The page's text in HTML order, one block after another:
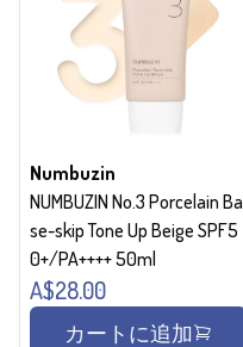
Numbuzin
NUMBUZIN No.3 Porcelain Ba
se-skip Tone Up Beige SPF5
0+/PA++++ 50ml
A$28.00
カートに追加